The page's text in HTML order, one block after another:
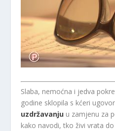
Slaba, nemoćna i jedva
godine sklopila s kćeri
uzdržavanju u zamjenu za
kako navodi, tko živi vrata